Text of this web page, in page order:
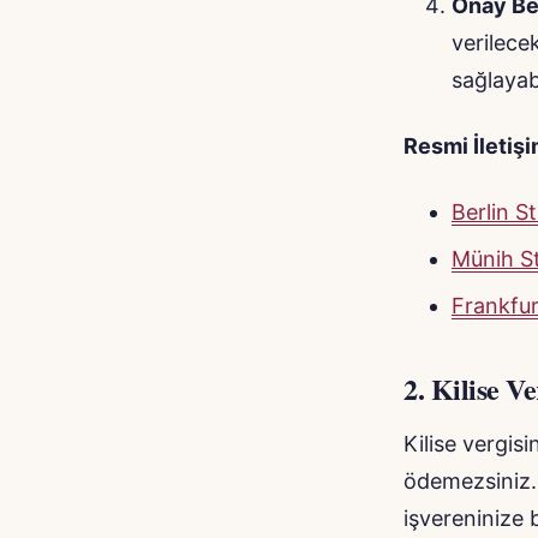
Onay
Resmi
Berlin
Münih
2.Kilise
Kilise
ödemezsiniz.
işvereninize